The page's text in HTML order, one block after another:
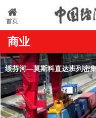
首页
商业